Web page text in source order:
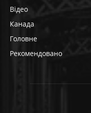
Відео
Канада
Головне
Рекомендовано